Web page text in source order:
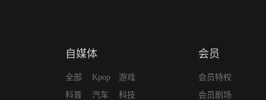
自媒体
全部
科普
Kpop
汽车
游戏
科技
会员
会员特权
会员剧场